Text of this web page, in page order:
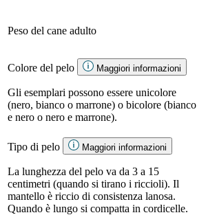
Peso del cane adulto
Colore del pelo
Maggiori informazioni
Gli esemplari possono essere unicolore
(nero, bianco o marrone) o bicolore (bianco
e nero o nero e marrone).
Tipo di pelo Maggiori informazioni
La lunghezza del pelo va da 3 a 15
centimetri (quando si tirano i riccioli). Il
mantello è riccio di consistenza lanosa.
Quando è lungo si compatta in cordicelle.